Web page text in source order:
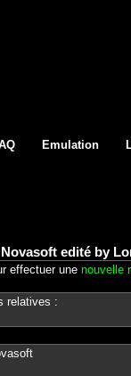
Emulation
edité by
effectuer une nouvelle
relatives :